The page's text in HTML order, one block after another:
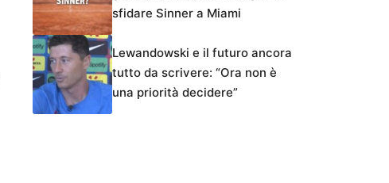
sfidare Sinner a Miami
Lewandowski e il futuro ancora
tutto da scrivere: “Ora non è
una priorità decidere”